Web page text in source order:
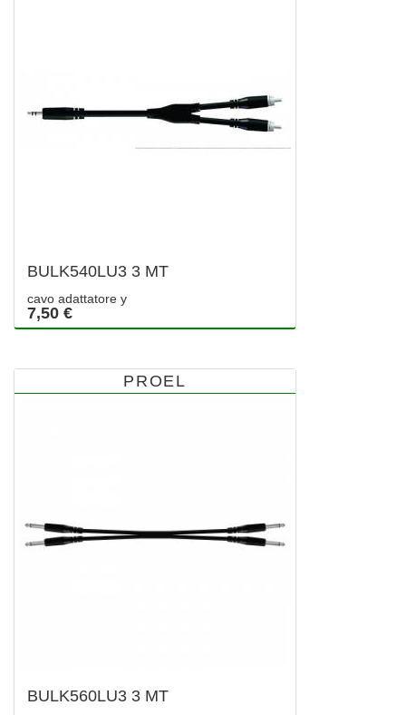
BULK540LU3 3 MT
cavo adattatore y
7,50 €
PROEL
BULK560LU3 3 MT